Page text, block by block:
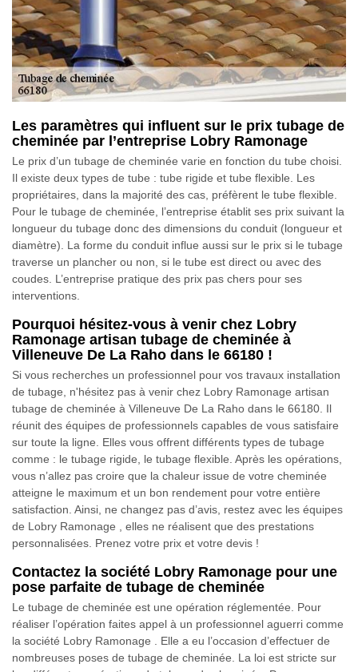
Les paramètres qui influent sur le prix tubage de
cheminée par l’entreprise Lobry Ramonage
Le prix d’un tubage de cheminée varie en fonction du tube choisi.
Il existe deux types de tube : tube rigide et tube flexible. Les
propriétaires, dans la majorité des cas, préfèrent le tube flexible.
Pour le tubage de cheminée, l’entreprise établit ses prix suivant la
longueur du tubage donc des dimensions du conduit (longueur et
diamètre). La forme du conduit influe aussi sur le prix si le tubage
traverse un plancher ou non, si le tube est direct ou avec des
coudes. L’entreprise pratique des prix pas chers pour ses
interventions.
Pourquoi hésitez-vous à venir chez Lobry
Ramonage artisan tubage de cheminée à
Villeneuve De La Raho dans le 66180 !
Si vous recherches un professionnel pour vos travaux installation
de tubage, n'hésitez pas à venir chez Lobry Ramonage artisan
tubage de cheminée à Villeneuve De La Raho dans le 66180. Il
réunit des équipes de professionnels capables de vous satisfaire
sur toute la ligne. Elles vous offrent différents types de tubage
comme : le tubage rigide, le tubage flexible. Après les opérations,
vous n’allez pas croire que la chaleur issue de votre cheminée
atteigne le maximum et un bon rendement pour votre entière
satisfaction. Ainsi, ne changez pas d’avis, restez avec les équipes
de Lobry Ramonage , elles ne réalisent que des prestations
personnalisées. Prenez votre prix et votre devis !
Contactez la société Lobry Ramonage pour une
pose parfaite de tubage de cheminée
Le tubage de cheminée est une opération réglementée. Pour
réaliser l’opération faites appel à un professionnel aguerri comme
la société Lobry Ramonage . Elle a eu l’occasion d’effectuer de
nombreuses poses de tubage de cheminée. La loi est stricte sur